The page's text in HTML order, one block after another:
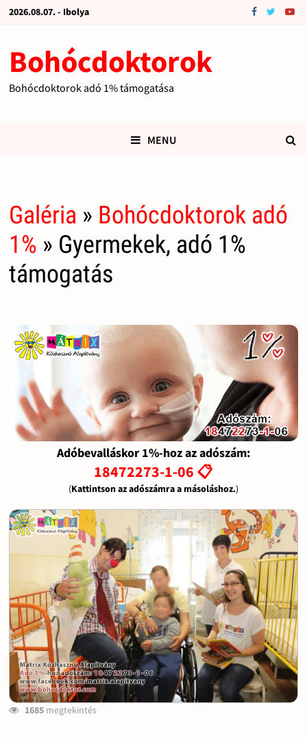
2026.08.07. - Ibolya
Bohócdoktorok
Bohócdoktorok adó 1% támogatása
MENU
Galéria » Bohócdoktorok adó
1% » Gyermekek, adó 1%
támogatás
Adóbevalláskor 1%-hoz az adószám:
18472273-1-06 📋
(Kattintson az adószámra a másoláshoz.)
1685megtekintés